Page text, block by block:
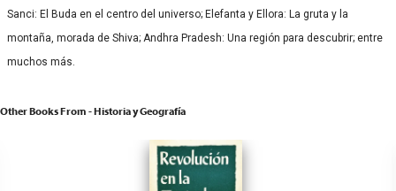
Sanci: El Buda en el centro del universo; Elefanta y Ellora: La gruta y la
montaña, morada de Shiva; Andhra Pradesh: Una región para descubrir; entre
muchos más.
Other Books From - Historia y Geografía